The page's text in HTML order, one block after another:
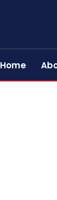
Home